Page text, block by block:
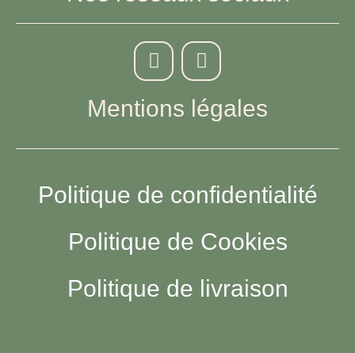
Mentions légales
Politique de confidentialité
Politique de Cookies
Politique de livraison